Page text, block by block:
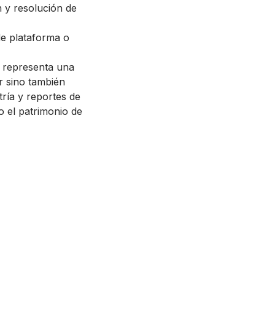
y resolución de
plataforma o
una
sino también
y reportes de
el patrimonio de